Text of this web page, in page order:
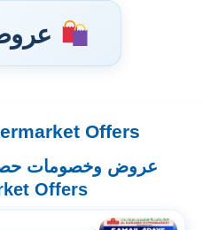
Offers
Offers